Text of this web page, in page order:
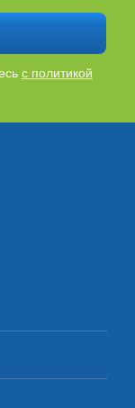
с политикой